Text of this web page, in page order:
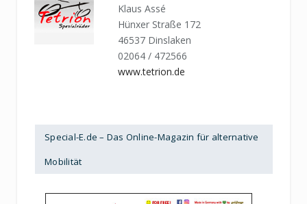
Klaus Assé
Hünxer Straße 172
46537 Dinslaken
02064 / 472566
www.tetrion.de
Special-E.de – Das Online-Magazin für alternative
Mobilität